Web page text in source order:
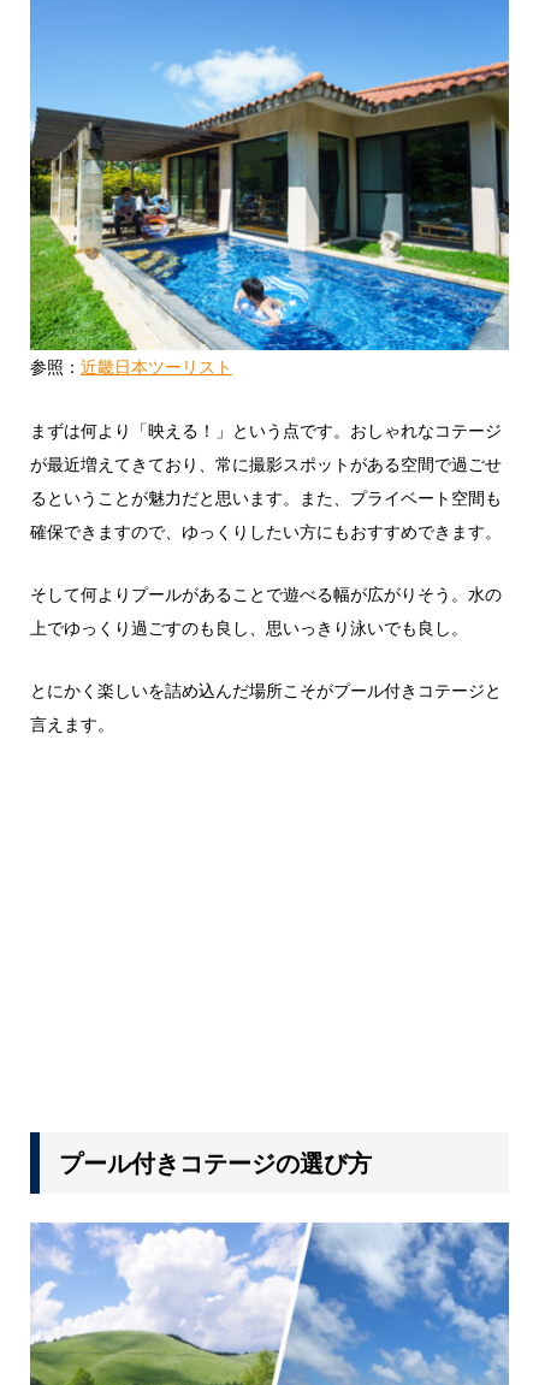
参照： 近畿日本ツーリスト
まずは何より「映える！」という点です。おしゃれなコテージ
が最近増えてきており、常に撮影スポットがある空間で過ごせ
るということが魅力だと思います。また、プライベート空間も
確保できますので、ゆっくりしたい方にもおすすめできます。
そして何よりプールがあることで遊べる幅が広がりそう。水の
上でゆっくり過ごすのも良し、思いっきり泳いでも良し。
とにかく楽しいを詰め込んだ場所こそがプール付きコテージと
言えます。
プール付きコテージの選び方